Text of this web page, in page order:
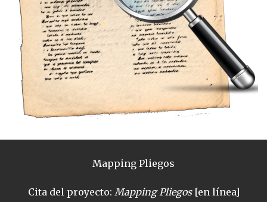
Mapping Pliegos
Cita del proyecto: Mapping Pliegos[en línea]